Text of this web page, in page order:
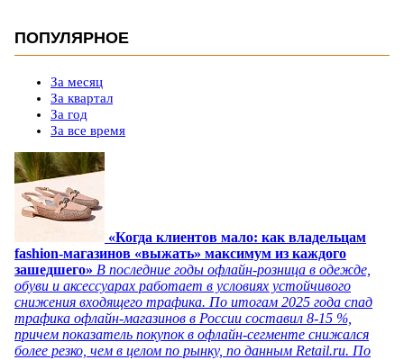
ПОПУЛЯРНОЕ
За месяц
За квартал
За год
За все время
«Когда клиентов мало: как владельцам
fashion-магазинов «выжать» максимум из каждого
зашедшего» В последние годы офлайн-розница в одежде,
обуви и аксессуарах работает в условиях устойчивого
снижения входящего трафика. По итогам 2025 года спад
трафика офлайн-магазинов в России составил 8-15 %,
причем показатель покупок в офлайн-сегменте снижался
более резко, чем в целом по рынку, по данным Retail.ru. По